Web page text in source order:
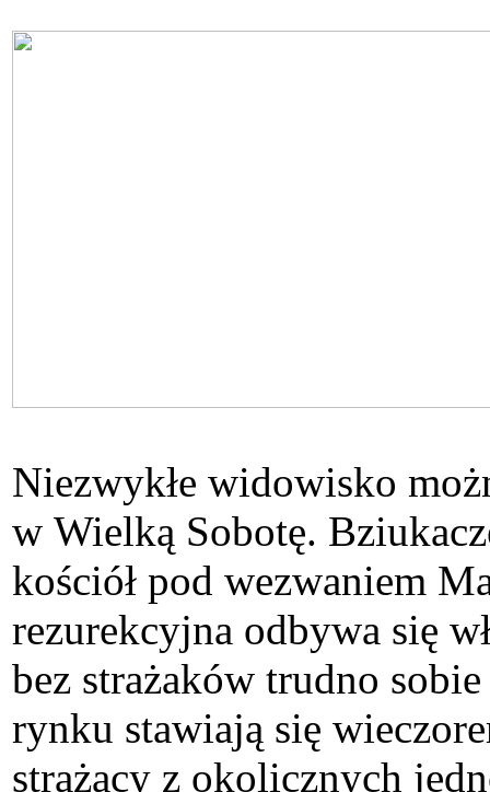
Niezwykłe widowisko
w Wielką Sobotę.
kościół pod wezwaniem
rezurekcyjna odbywa się
bez strażaków trudno
rynku stawiają się
strażacy z okolicznych